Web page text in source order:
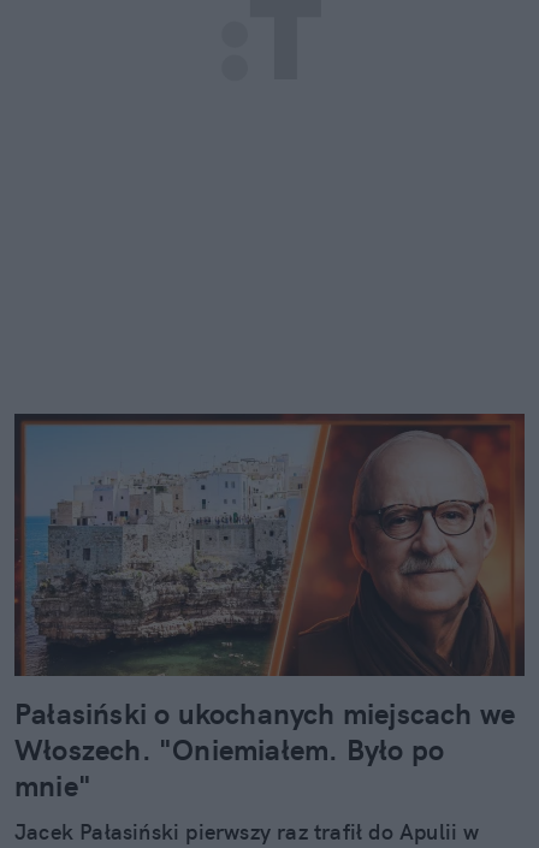
Pałasiński o ukochanych miejscach we
Włoszech. "Oniemiałem. Było po
mnie"
Jacek Pałasiński pierwszy raz trafił do Apulii w